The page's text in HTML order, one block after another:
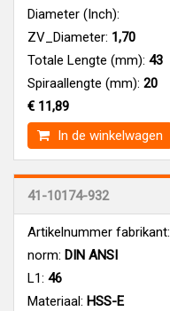
Diameter (Inch):
ZV_Diameter: 1,70
Totale Lengte (mm): 43
Spiraallengte (mm): 20
€ 11,89
In de winkelwagen
41-10174-932
Artikelnummer fabrikant:
norm: DIN ANSI
L1: 46
Materiaal: HSS-E